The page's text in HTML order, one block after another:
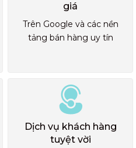
giá
Trên Google và các nền
tảng bán hàng uy tín
Dịch vụ khách hàng
tuyệt vời